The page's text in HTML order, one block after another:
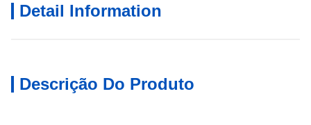
Detail Information
Descrição Do Produto